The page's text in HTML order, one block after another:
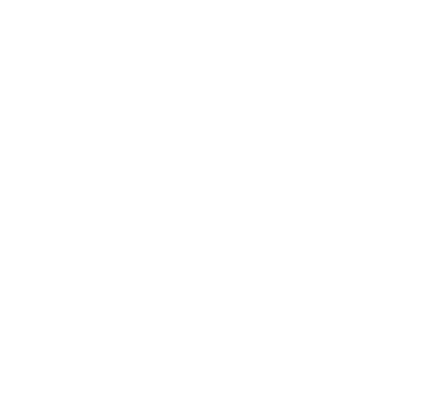
3가지 타입별 VR승마체
노아의
이제는
선수연습시뮬레